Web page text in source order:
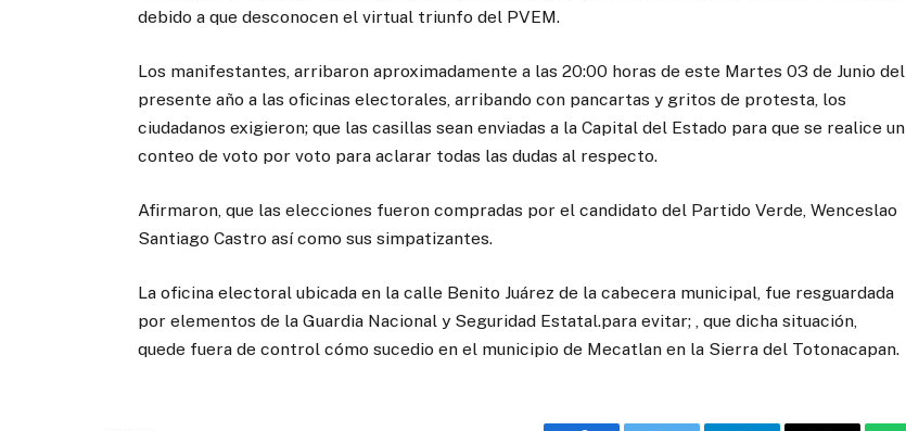
debido a que desconocen el virtual triunfo del PVEM.
Los manifestantes, arribaron aproximadamente a las 20:00 horas de este Martes 03 de Junio del
presente año a las oficinas electorales, arribando con pancartas y gritos de protesta, los
ciudadanos exigieron; que las casillas sean enviadas a la Capital del Estado para que se realice un
conteo de voto por voto para aclarar todas las dudas al respecto.
Afirmaron, que las elecciones fueron compradas por el candidato del Partido Verde, Wenceslao
Santiago Castro así como sus simpatizantes.
La oficina electoral ubicada en la calle Benito Juárez de la cabecera municipal, fue resguardada
por elementos de la Guardia Nacional y Seguridad Estatal.para evitar; , que dicha situación,
quede fuera de control cómo sucedio en el municipio de Mecatlan en la Sierra del Totonacapan.